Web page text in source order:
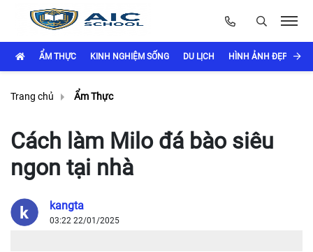
ẨM THỰC KINH NGHIỆM SỐNG DU LỊCH HÌNH ẢNH ĐẸP
Trang chủ Ẩm Thực
Cách làm Milo đá bào siêu
ngon tại nhà
kangta
03:22 22/01/2025